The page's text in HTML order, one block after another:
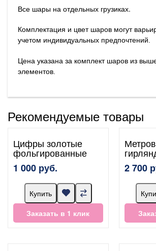
Все шары на отдельных грузиках.
Комплектация и цвет шаров могут
учетом индивидуальных предпочтений.
Цена указана за комплект шаров из
элементов.
Рекомендуемые товары
Цифры золотые
фольгированные
1 000 руб.
Купить
Заказать в 1 клик
2 700